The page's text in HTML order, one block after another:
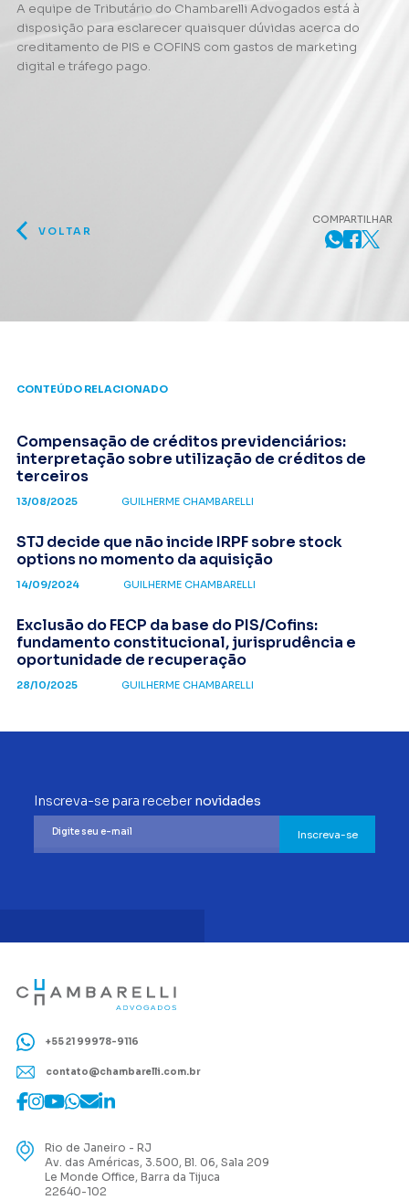
A equipe de Tributário do Chambarelli Advogados está à
disposição para esclarecer quaisquer dúvidas acerca do
creditamento de PIS e COFINS com gastos de marketing
digital e tráfego pago.
VOLTAR
COMPARTILHAR
CONTEÚDO RELACIONADO
Compensação de créditos previdenciários:
interpretação sobre utilização de créditos de
terceiros
13/08/2025 GUILHERME CHAMBARELLI
STJ decide que não incide IRPF sobre stock
options no momento da aquisição
14/09/2024 GUILHERME CHAMBARELLI
Exclusão do FECP da base do PIS/Cofins:
fundamento constitucional, jurisprudência e
oportunidade de recuperação
28/10/2025 GUILHERME CHAMBARELLI
Inscreva-se para receber novidades
Inscreva-se
+55 21 99978-9116
contato@chambarelli.com.br
Rio de Janeiro - RJ
Av. das Américas, 3.500, Bl. 06, Sala 209
Le Monde Office, Barra da Tijuca
22640-102